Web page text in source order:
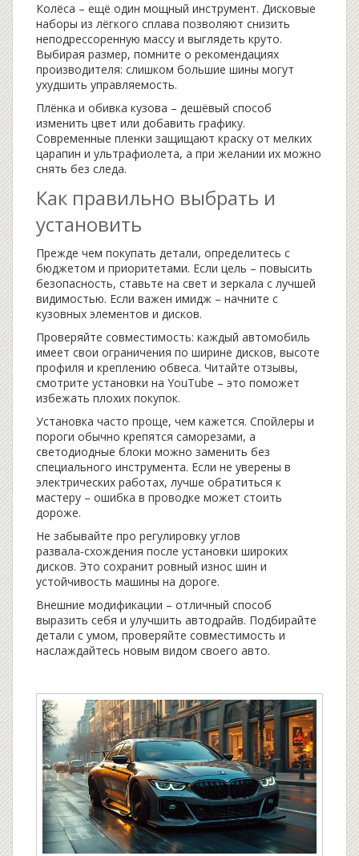
Колёса – ещё один мощный инструмент. Дисковые
наборы из лёгкого сплава позволяют снизить
неподрессоренную массу и выглядеть круто.
Выбирая размер, помните о рекомендациях
производителя: слишком большие шины могут
ухудшить управляемость.
Плёнка и обивка кузова – дешёвый способ
изменить цвет или добавить графику.
Современные пленки защищают краску от мелких
царапин и ультрафиолета, а при желании их можно
снять без следа.
Как правильно выбрать и
установить
Прежде чем покупать детали, определитесь с
бюджетом и приоритетами. Если цель – повысить
безопасность, ставьте на свет и зеркала с лучшей
видимостью. Если важен имидж – начните с
кузовных элементов и дисков.
Проверяйте совместимость: каждый автомобиль
имеет свои ограничения по ширине дисков, высоте
профиля и креплению обвеса. Читайте отзывы,
смотрите установки на YouTube – это поможет
избежать плохих покупок.
Установка часто проще, чем кажется. Спойлеры и
пороги обычно крепятся саморезами, а
светодиодные блоки можно заменить без
специального инструмента. Если не уверены в
электрических работах, лучше обратиться к
мастеру – ошибка в проводке может стоить
дороже.
Не забывайте про регулировку углов
развала‑схождения после установки широких
дисков. Это сохранит ровный износ шин и
устойчивость машины на дороге.
Внешние модификации – отличный способ
выразить себя и улучшить автодрайв. Подбирайте
детали с умом, проверяйте совместимость и
наслаждайтесь новым видом своего авто.